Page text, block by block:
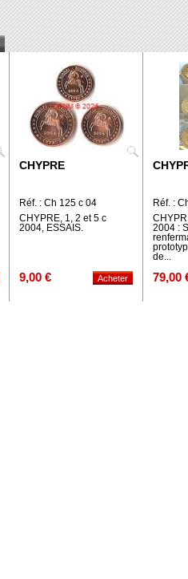
CHYPRE
Réf. : Ch 125 c 04
CHYPRE, 1, 2 et 5 c
2004, ESSAIS.
9,00 €
Réf. :
2004 :
de...
79,00